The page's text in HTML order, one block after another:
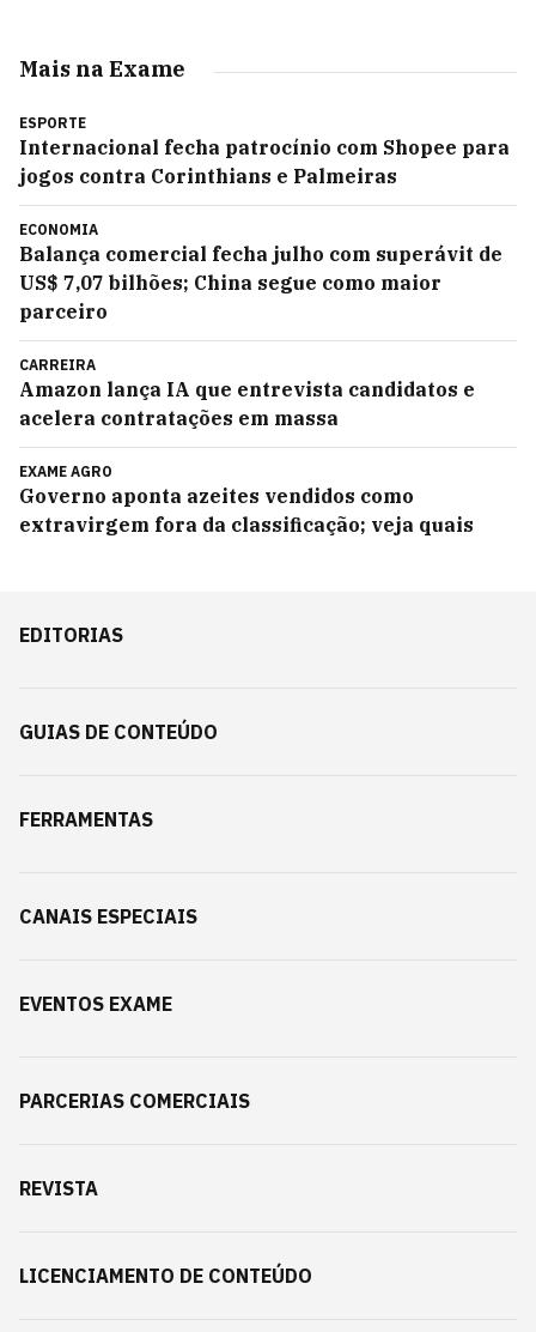
Mais na Exame
ESPORTE
Internacional fecha patrocínio com Shopee para
jogos contra Corinthians e Palmeiras
ECONOMIA
Balança comercial fecha julho com superávit de
US$ 7,07 bilhões; China segue como maior
parceiro
CARREIRA
Amazon lança IA que entrevista candidatos e
acelera contratações em massa
EXAME AGRO
Governo aponta azeites vendidos como
extravirgem fora da classificação; veja quais
EDITORIAS
GUIAS DE CONTEÚDO
FERRAMENTAS
CANAIS ESPECIAIS
EVENTOS EXAME
PARCERIAS COMERCIAIS
REVISTA
LICENCIAMENTO DE CONTEÚDO